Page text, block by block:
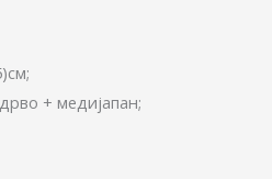
+ медијапан;